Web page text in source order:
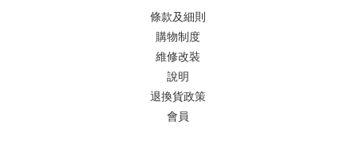
條款及細則
購物制度
維修改裝
說明
退換貨政策
會員